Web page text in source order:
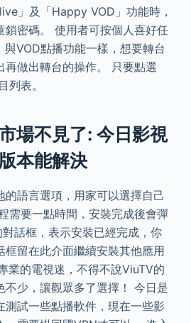
」及「Happy VOD」功能時，
鎖密碼。 使用者可按個人喜好任
VOD點播功能一樣，想要轉台
再做出轉台的操作。 只要點選
列表。
場不見了: 今日影視
本能解決
的語言選項，用家可以選擇自己
需要一點時間，安裝完成後會彈
對話框，表示安裝已經完成，你
框留在此介面繼續安裝其他應用
業的電視迷，不得不說ViuTV的
不少，讓觀眾多了選擇！ 今日是
測試一些點播軟件，現在一些影